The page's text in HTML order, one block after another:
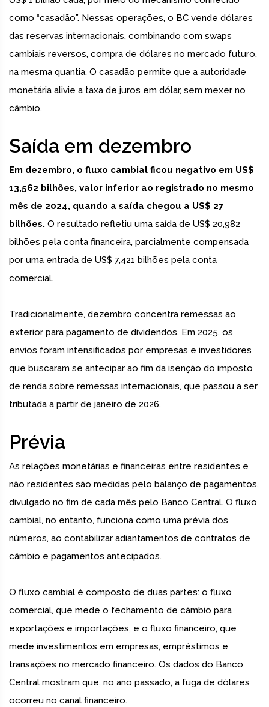
como “casadão”. Nessas operações, o BC vende dólares
das reservas internacionais, combinando com swaps
cambiais reversos, compra de dólares no mercado futuro,
na mesma quantia. O casadão permite que a autoridade
monetária alivie a taxa de juros em dólar, sem mexer no
câmbio.
Saída em dezembro
Em dezembro, o fluxo cambial ficou negativo em US$
13,562 bilhões, valor inferior ao registrado no mesmo
mês de 2024, quando a saída chegou a US$ 27
bilhões. O resultado refletiu uma saída de US$ 20,982
bilhões pela conta financeira, parcialmente compensada
por uma entrada de US$ 7,421 bilhões pela conta
comercial.
Tradicionalmente, dezembro concentra remessas ao
exterior para pagamento de dividendos. Em 2025, os
envios foram intensificados por empresas e investidores
que buscaram se antecipar ao fim da isenção do imposto
de renda sobre remessas internacionais, que passou a ser
tributada a partir de janeiro de 2026.
Prévia
As relações monetárias e financeiras entre residentes e
não residentes são medidas pelo balanço de pagamentos,
divulgado no fim de cada mês pelo Banco Central. O fluxo
cambial, no entanto, funciona como uma prévia dos
números, ao contabilizar adiantamentos de contratos de
câmbio e pagamentos antecipados.
O fluxo cambial é composto de duas partes: o fluxo
comercial, que mede o fechamento de câmbio para
exportações e importações, e o fluxo financeiro, que
mede investimentos em empresas, empréstimos e
transações no mercado financeiro. Os dados do Banco
Central mostram que, no ano passado, a fuga de dólares
ocorreu no canal financeiro.